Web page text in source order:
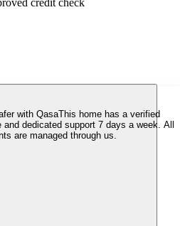
credit check
with QasaThis home has a verified
and dedicated support 7 days a week. All
are managed through us.